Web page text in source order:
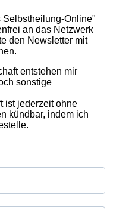
Selbstheilung-Online"
an das Netzwerk
den Newsletter mit
entstehen mir
sonstige
ist jederzeit ohne
kündbar, indem ich